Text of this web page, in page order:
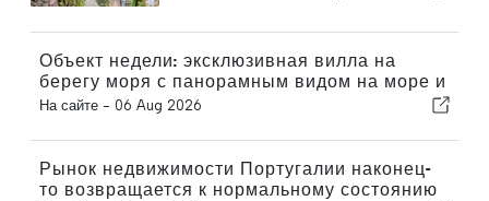
фонд
Объект недели: эксклюзивная вилла на
берегу моря с панорамным видом на море и
горы Аррабида
На сайте - 06 Aug 2026
Рынок недвижимости Португалии наконец-
то возвращается к нормальному состоянию